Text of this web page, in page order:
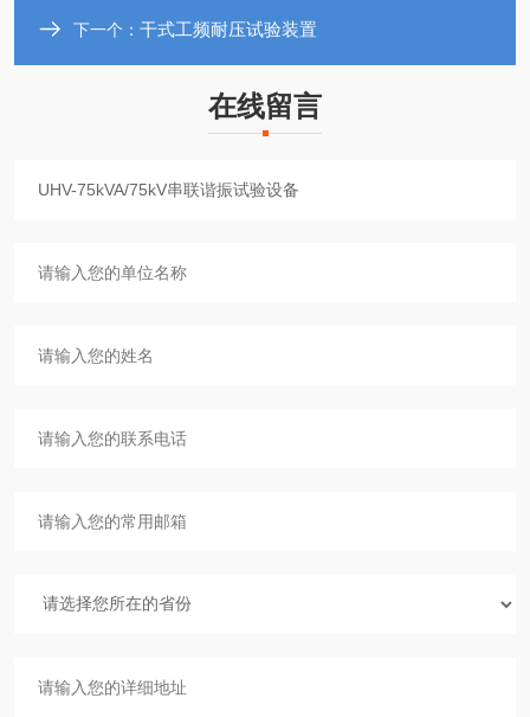
下一个： 干式工频耐压试验装置
在线留言